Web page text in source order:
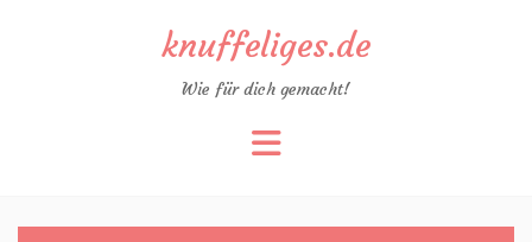
knuffeliges.de
Wie für dich gemacht!